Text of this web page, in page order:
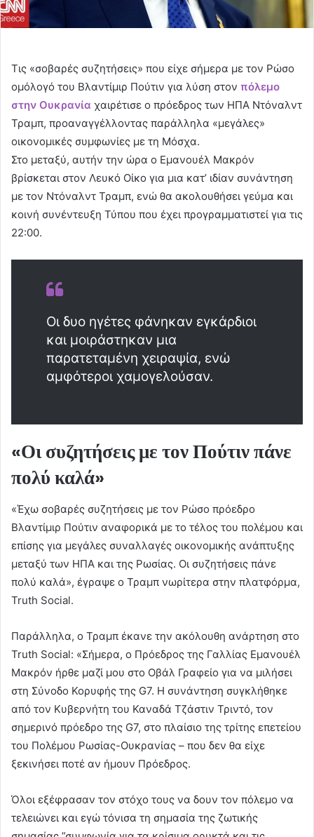
Tις «σοβαρές συζητήσεις» που είχε σήμερα με τον Ρώσο
ομόλογό του Βλαντίμιρ Πούτιν για λύση στον πόλεμο
στην Ουκρανία χαιρέτισε ο πρόεδρος των ΗΠΑ Ντόναλντ
Τραμπ, προαναγγέλλοντας παράλληλα «μεγάλες»
οικονομικές συμφωνίες με τη Μόσχα.
Στο μεταξύ, αυτήν την ώρα ο Εμανουέλ Μακρόν
βρίσκεται στον Λευκό Οίκο για μια κατ’ ιδίαν συνάντηση
με τον Ντόναλντ Τραμπ, ενώ θα ακολουθήσει γεύμα και
κοινή συνέντευξη Τύπου που έχει προγραμματιστεί για τις
22:00.
Οι δυο ηγέτες φάνηκαν εγκάρδιοι
και μοιράστηκαν μια
παρατεταμένη χειραψία, ενώ
αμφότεροι χαμογελούσαν.
«Οι συζητήσεις με τον Πούτιν πάνε
πολύ καλά»
«Έχω σοβαρές συζητήσεις με τον Ρώσο πρόεδρο
Βλαντίμιρ Πούτιν αναφορικά με το τέλος του πολέμου και
επίσης για μεγάλες συναλλαγές οικονομικής ανάπτυξης
μεταξύ των ΗΠΑ και της Ρωσίας. Οι συζητήσεις πάνε
πολύ καλά», έγραψε ο Τραμπ νωρίτερα στην πλατφόρμα,
Truth Social.
Παράλληλα, ο Τραμπ έκανε την ακόλουθη ανάρτηση στο
Truth Social: «Σήμερα, ο Πρόεδρος της Γαλλίας Εμανουέλ
Μακρόν ήρθε μαζί μου στο Οβάλ Γραφείο για να μιλήσει
στη Σύνοδο Κορυφής της G7. Η συνάντηση συγκλήθηκε
από τον Κυβερνήτη του Καναδά Τζάστιν Τριντό, τον
σημερινό πρόεδρο της G7, στο πλαίσιο της τρίτης επετείου
του Πολέμου Ρωσίας-Ουκρανίας – που δεν θα είχε
ξεκινήσει ποτέ αν ήμουν Πρόεδρος.
Όλοι εξέφρασαν τον στόχο τους να δουν τον πόλεμο να
τελειώνει και εγώ τόνισα τη σημασία της ζωτικής